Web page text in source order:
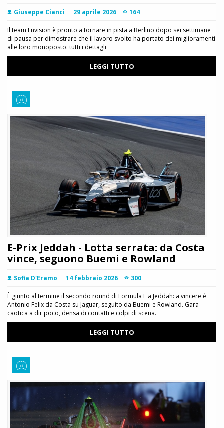
Giuseppe Cianci 29 aprile 2026 164
Il team Envision è pronto a tornare in pista a Berlino dopo sei settimane
di pausa per dimostrare che il lavoro svolto ha portato dei miglioramenti
alle loro monoposto: tutti i dettagli
LEGGI TUTTO
E-Prix Jeddah - Lotta serrata: da Costa
vince, seguono Buemi e Rowland
Sofia D'Eramo 14 febbraio 2026 300
È giunto al termine il secondo round di Formula E a Jeddah: a vincere è
Antonio Felix da Costa su Jaguar, seguito da Buemi e Rowland. Gara
caotica a dir poco, densa di contatti e colpi di scena.
LEGGI TUTTO